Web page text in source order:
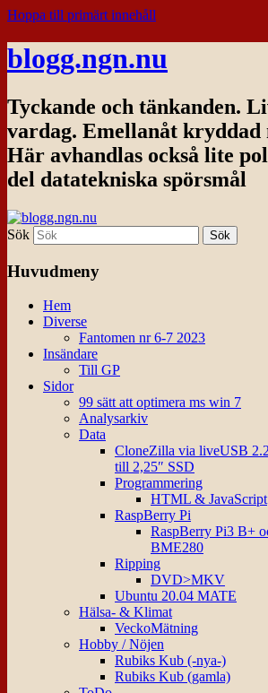
Hoppa till primärt innehåll
blogg.ngn.nu
Tyckande och tänkanden.
vardag. Emellanåt kryddad
Här avhandlas också lite
del datatekniska spörsmål
Sök
Huvudmeny
Hem
Diverse
Fantomen nr 6-7 2023
Insändare
Till GP
Sidor
99 sätt att optimera ms win 7
Analysarkiv
Data
CloneZilla via liveUSB
till 2,25″ SSD
Programmering
HTML & JavaScript
RaspBerry Pi
RaspBerry Pi3 B+
BME280
Ripping
DVD>MKV
Ubuntu 20.04 MATE
Hälsa- & Klimat
VeckoMätning
Hobby / Nöjen
Rubiks Kub (-nya-)
Rubiks Kub (gamla)